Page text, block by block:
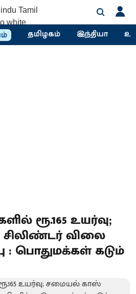
தமிழகம் இந்தியா
ரூ.165 உயர்வு;
விலை
: பொதுமக்கள் கடும்